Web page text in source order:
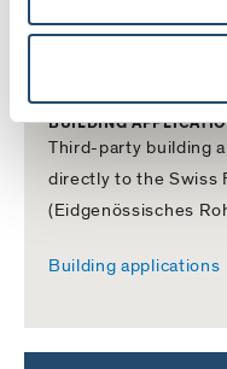
BUILDING
Third-party building
directly to the Swiss
(Eidgenössisches
Building applications